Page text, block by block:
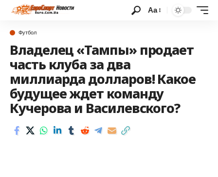
Аа
Футбол
Владелец «Тампы» продает
часть клуба за два
миллиарда долларов! Какое
будущее ждет команду
Кучерова и Василевского?